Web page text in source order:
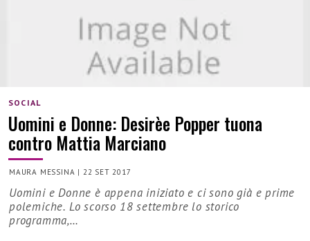
SOCIAL
Uomini e Donne: Desirèe Popper tuona
contro Mattia Marciano
MAURA MESSINA | 22 SET 2017
Uomini e Donne è appena iniziato e ci sono già e prime
polemiche. Lo scorso 18 settembre lo storico
programma,…